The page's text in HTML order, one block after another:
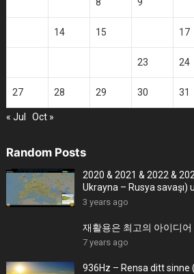
14 15 17
23 24
27 28 29 30 31
« Jul Oct »
Random Posts
2020 & 2021 & 2022 &
Ukrayna – Rusya savaşı)
4K
3 years ago
재활용은 최고의 아이디어
7 years ago
936Hz – Rensa ditt sinne